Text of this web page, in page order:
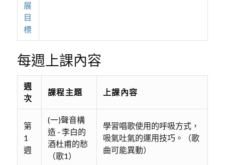
展
目
標
每週上課內容
週
次
課程主題 上課內容
第
1
週
(一)聲音構
造 - 李白的
酒杜甫的愁
（歌1）
學習唱歌使用的呼吸方式，
吸氣吐氣的運用技巧。（歌
曲可能異動）